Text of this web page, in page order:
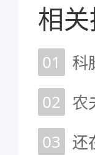
相
01
02 农
03